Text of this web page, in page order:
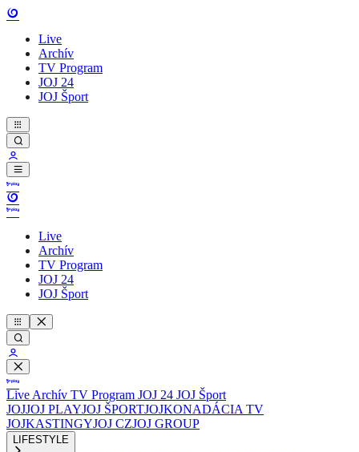
Live
Archív
TV Program
JOJ 24
JOJ Šport
Live
Archív
TV Program
JOJ 24
JOJ Šport
Live Archív TV Program JOJ 24 JOJ Šport
JOJJOJ PLAYJOJ ŠPORTJOJKONADÁCIA TV
JOJKASTINGYJOJ CZJOJ GROUP
LIFESTYLE